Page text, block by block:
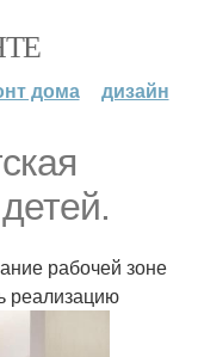
дома дизайн
рабочей зоне
реализацию